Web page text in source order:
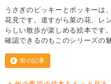
うさぎのピッキーとポッキーは
花見です。道すがら菜の花、レ
らしい散歩が楽しめる絵本です
確認できるのもこのシリーズの魅
前の記事